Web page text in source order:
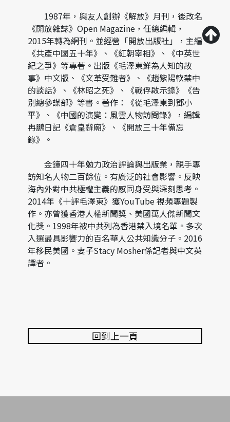
1987年，與友人創辦《解放》月刊，後改名
《開放雜誌》Open Magazine，任總編輯，
2015年轉為網刊。並經營「開放出版社」，主編
《共產中國五十年》、《紅朝宰相》、《中英世
紀之爭》等專著。出版《毛澤東鮮為人知的故
事》中文版、《文革受難者》、《趙紫陽軟禁中
的談話》、《林昭之死》、《戰俘啟示錄》《告
別總參謀部》等書。著作：《從毛澤東到鄧小
平》、《中國的演變：風雲人物訪問錄》，編輯
冉鵬日記《倉皇辭廟》、《開放三十年備忘
錄》。
金鐘四十年勉力政治評論與出版業，親手專
訪知名人物二百餘位。有廣泛的社會影響。反映
海內外對中共極權主義的感同身受與深刻思考。
2014年《十評毛澤東》獲YouTube 視頻專題製
作。亦曾獲香港人權新聞獎、美國萬人傑新聞文
化獎。1998年被中共列為香港禁入境名單。多次
入選最具影響力的百名華人公共知識分子。2016
年移民美國。妻子Stacy Mosher係記者與中文英
譯者。
回到上一頁